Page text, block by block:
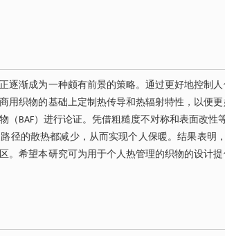
逐渐成为一种颇有前景的策略。通过更好地控制
用织物的基础上定制热传导和热辐射特性，以便
BAF）进行论证。凭借粗糙度不对称和表面改性
径的散热都减少，从而实现个人保暖。结果表明
。希望本研究可为用于个人热管理的织物的设计